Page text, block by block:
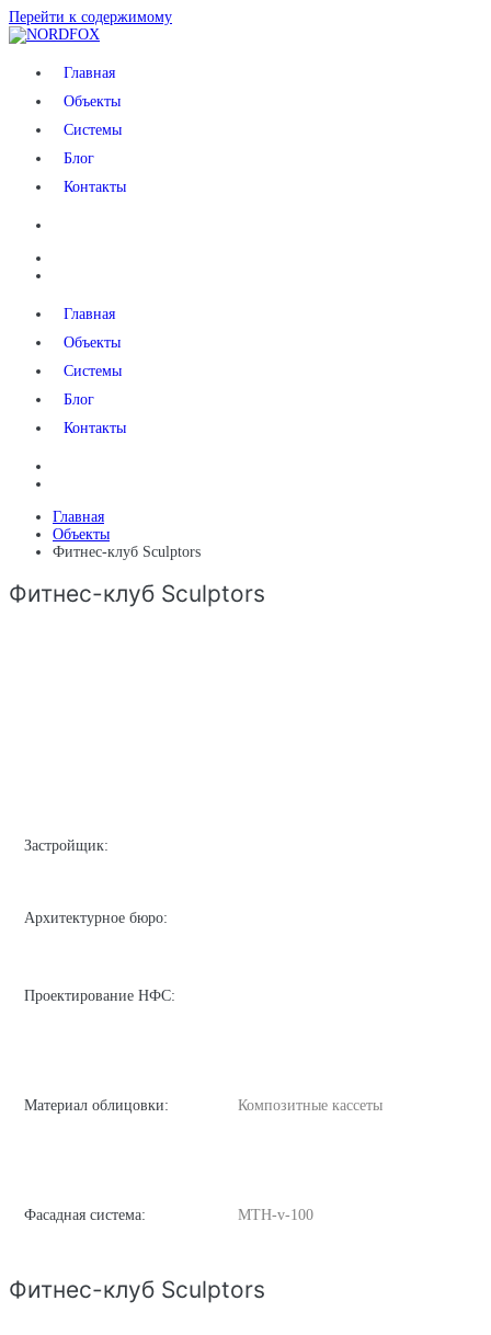
Перейти к содержимому
NORDFOXГлавная
Объекты
Системы
Блог
Контакты
Главная
Объекты
Системы
Блог
Контакты
Главная
Объекты
Фитнес-клуб Sculptors
Фитнес-клуб Sculptors
Застройщик:
Архитектурное бюро:
Проектирование НФС:
Материал облицовки: Композитные кассеты
Фасадная система: MTH-v-100
Фитнес-клуб Sculptors